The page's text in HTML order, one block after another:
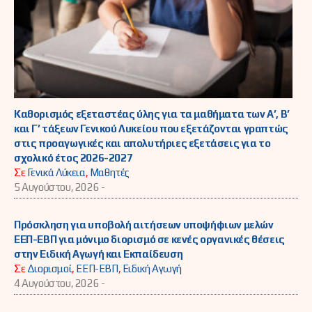
Καθορισμός εξεταστέας ύλης για τα μαθήματα των Α’, Β’
και Γ’ τάξεων Γενικού Λυκείου που εξετάζονται γραπτώς
στις προαγωγικές και απολυτήριες εξετάσεις για το
σχολικό έτος 2026-2027
ΣεΓενικά Λύκεια, Μαθητές
5 Αυγούστου, 2026 -
Πρόσκληση για υποβολή αιτήσεων υποψήφιων μελών
ΕΕΠ-ΕΒΠ για μόνιμο διορισμό σε κενές οργανικές θέσεις
στην Ειδική Αγωγή και Εκπαίδευση
ΣεΔιορισμοί, ΕΕΠ-ΕΒΠ, Ειδική Αγωγή
4 Αυγούστου, 2026 -